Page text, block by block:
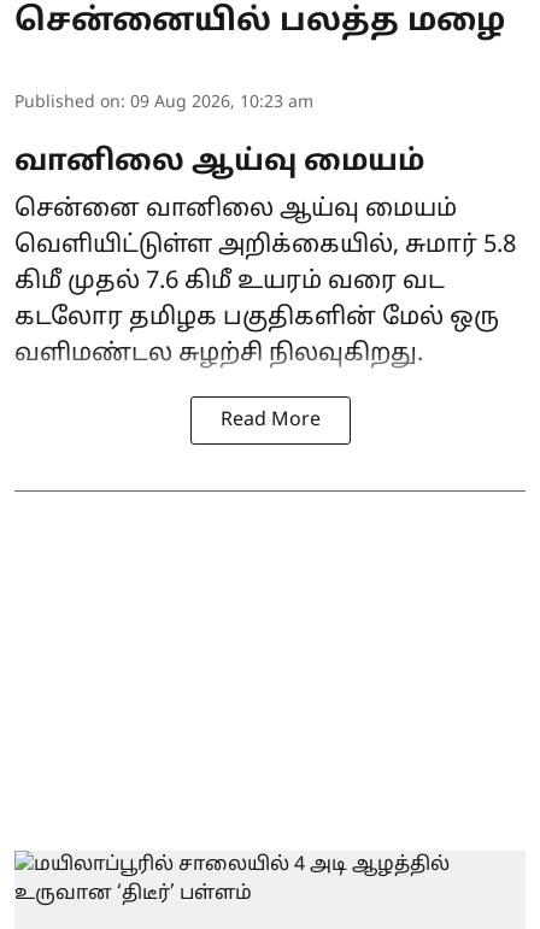
சென்னையில் பலத்த மழை
Published on: 09 Aug 2026, 10:23 am
வானிலை ஆய்வு மையம்
சென்னை வானிலை ஆய்வு மையம்
வெளியிட்டுள்ள அறிக்கையில், சுமார் 5.8
கிமீ முதல் 7.6 கிமீ உயரம் வரை வட
கடலோர தமிழக பகுதிகளின் மேல் ஒரு
வளிமண்டல சுழற்சி நிலவுகிறது.
Read More